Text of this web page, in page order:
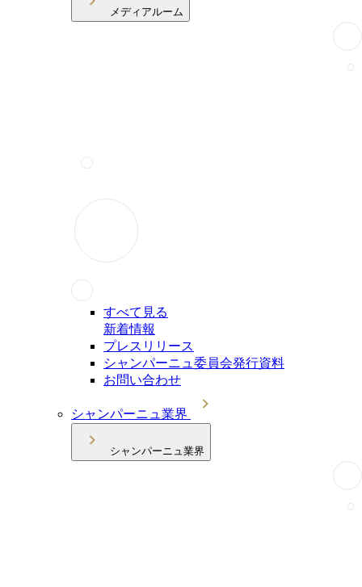
メディアルーム
すべて見る
新着情報
プレスリリース
シャンパーニュ委員会発行資料
お問い合わせ
シャンパーニュ業界
シャンパーニュ業界